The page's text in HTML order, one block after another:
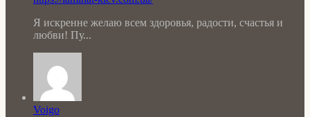
Я искренне желаю всем здоровья, радости, счастья и
любви! Пу...
Voigo